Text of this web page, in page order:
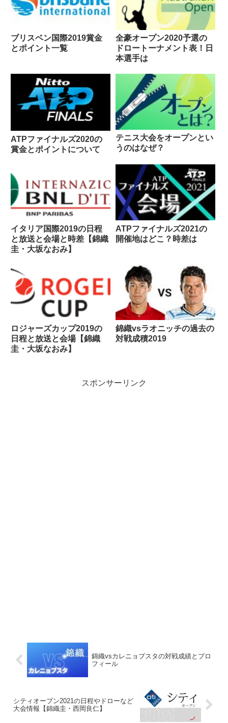
ブリスベン国際2019賞金
とポイント一覧
全豪オープン2020予選の
ドロートーナメント表！日
本選手は
ATPファイナルズ2020の
賞金とポイントについて
テニス大会をオープンとい
うのはなぜ？
イタリア国際2019の日程
と放送と会場と時差【錦織
圭・大坂なおみ】
ATPファイナルズ2021の
開催地はどこ？時差は
ロジャーズカップ2019の
日程と放送と会場【錦織
圭・大坂なおみ】
錦織vsラオニッチの過去の
対戦成積2019
スポンサーリンク
錦織vsカレニョブスタの対戦成績とプロ
フィール
シティオープン2021の日程やドローなど
大会情報【錦織圭・西岡良仁】